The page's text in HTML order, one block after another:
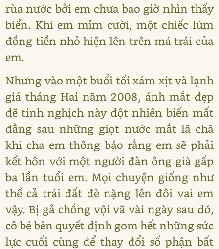
rùa nước bởi em chưa bao giờ nhìn thấy
biển. Khi em mỉm cười, một chiếc lúm
đồng tiền nhỏ hiện lên trên má trái của
em.
Nhưng vào một buổi tối xám xịt và lạnh
giá tháng Hai năm 2008, ánh mắt đẹp
đẽ tinh nghịch này đột nhiên biến mất
đằng sau những giọt nước mắt lã chã
khi cha em thông báo rằng em sẽ phải
kết hôn với một người đàn ông già gấp
ba lần tuổi em. Mọi chuyện giống như
thể cả trái đất đè nặng lên đôi vai em
vậy. Bị gả chồng vội vã vài ngày sau đó,
cô bé bèn quyết định gom hết những sức
lực cuối cùng để thay đổi số phận bất